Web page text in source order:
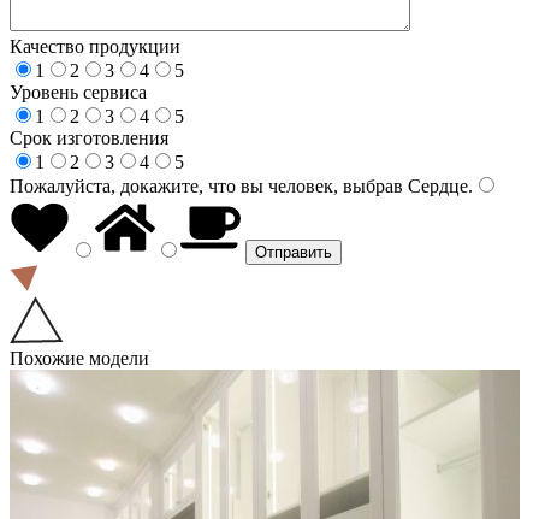
Качество продукции
1
2 3 4
5
Уровень сервиса
1
2 3 4
5
Срок изготовления
1
2 3 4
5
Пожалуйста, докажите, что вы человек, выбрав Сердце.
Похожие модели